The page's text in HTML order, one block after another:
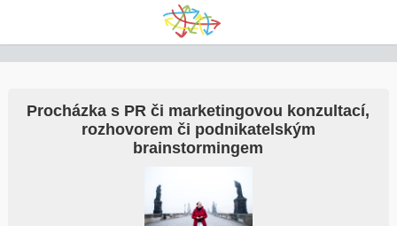
Procházka s PR či marketingovou konzultací,
rozhovorem či podnikatelským
brainstormingem